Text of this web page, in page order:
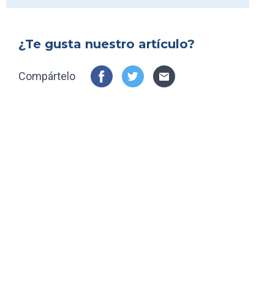
¿Te gusta nuestro artículo?
Compártelo